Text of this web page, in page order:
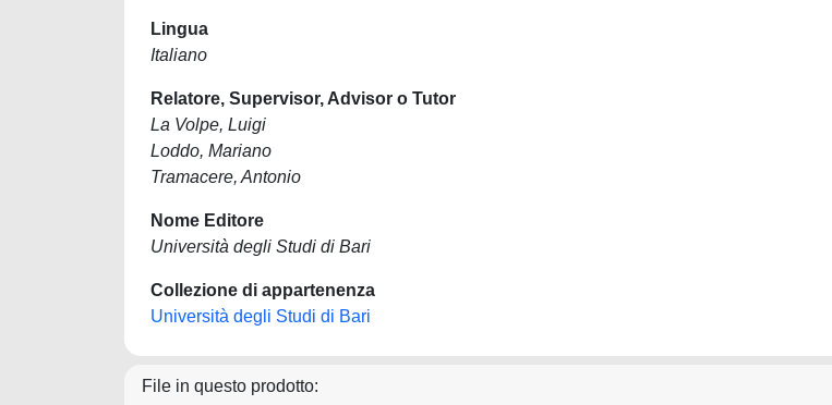
Lingua
Italiano
Relatore, Supervisor, Advisor o Tutor
La Volpe, Luigi
Loddo, Mariano
Tramacere, Antonio
Nome Editore
Università degli Studi di Bari
Collezione di appartenenza
Università degli Studi di Bari
File in questo prodotto: